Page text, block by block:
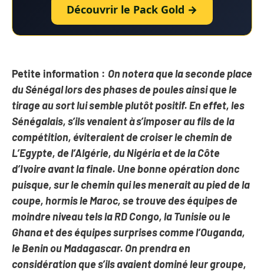
Découvrir le Pack Gold →
Petite information : On notera que la seconde place
du Sénégal lors des phases de poules ainsi que le
tirage au sort lui semble plutôt positif. En effet, les
Sénégalais, s’ils venaient à s’imposer au fils de la
compétition, éviteraient de croiser le chemin de
L’Egypte, de l’Algérie, du Nigéria et de la Côte
d’Ivoire avant la finale. Une bonne opération donc
puisque, sur le chemin qui les menerait au pied de la
coupe, hormis le Maroc, se trouve des équipes de
moindre niveau tels la RD Congo, la Tunisie ou le
Ghana et des équipes surprises comme l’Ouganda,
le Benin ou Madagascar. On prendra en
considération que s’ils avaient dominé leur groupe,